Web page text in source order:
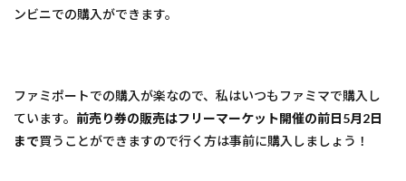
ンビニでの購入ができます。
ファミポートでの購入が楽なので、私はいつもファミマで購入し
ています。 前売り券の販売はフリーマーケット開催の前日5月2日
まで買うことができますので行く方は事前に購入しましょう！